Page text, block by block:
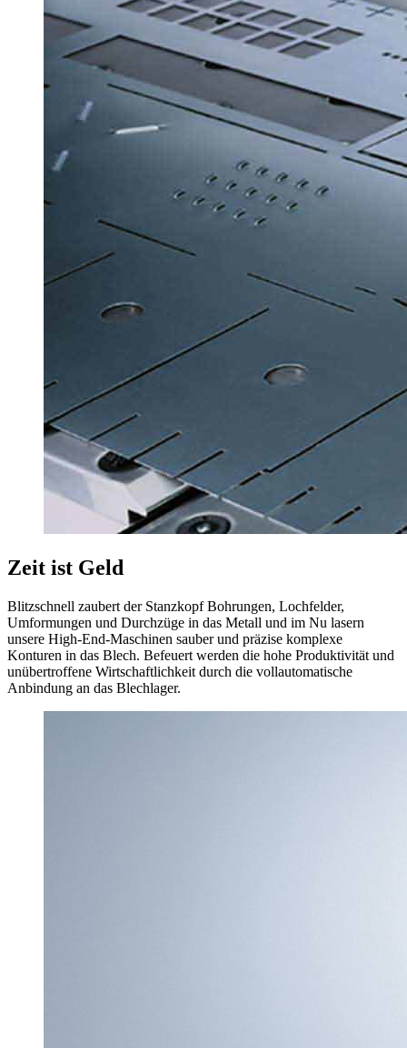
Zeit ist Geld
Blitzschnell zaubert der Stanzkopf Bohrungen, Lochfelder,
Umformungen und Durchzüge in das Metall und im Nu lasern
unsere High-End-Maschinen sauber und präzise komplexe
Konturen in das Blech. Befeuert werden die hohe Produktivität und
unübertroffene Wirtschaftlichkeit durch die vollautomatische
Anbindung an das Blechlager.